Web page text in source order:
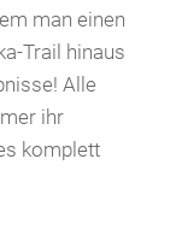
man einen
Trail hinaus
Alle
ihr
komplett